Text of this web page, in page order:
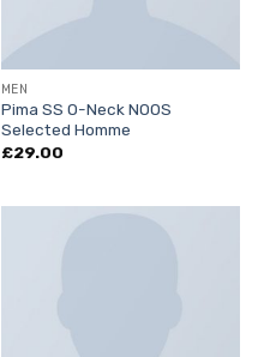
MEN
Pima SS O-Neck NOOS
Selected Homme
£29.00